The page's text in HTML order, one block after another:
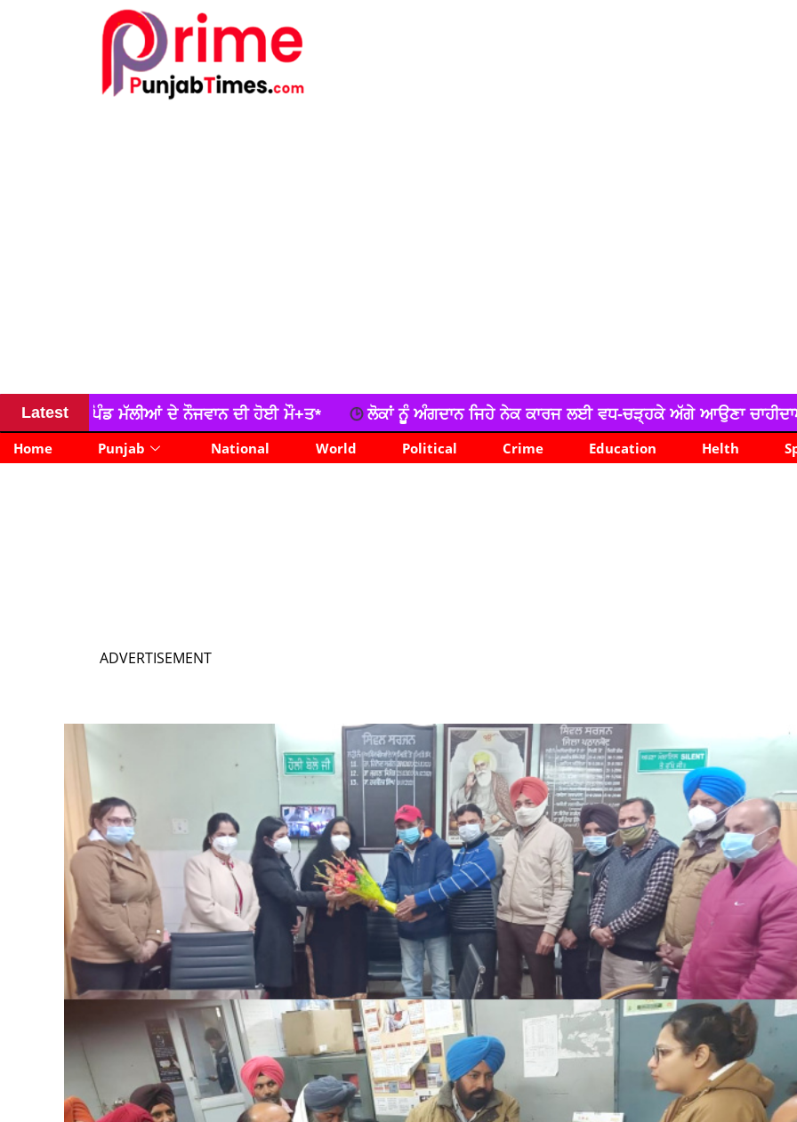
Latest
news
ਨੌਜਵਾਨ ਦੀ ਹੋਈ ਮੌ+ਤ* ਲੋਕਾਂ ਨੂੂੰ ਅੰਗਦਾਨ ਜਿਹੇ ਨੇਕ ਕਾਰਜ ਲਈ ਵਧ-ਚੜ੍ਹਕੇ ਅੱਗੇ ਆਉਣਾ ਚਾਹੀਦਾਐ : ਡਾ. ਸੁਦੇਸ਼ ਰਾਜਨ
Home Punjab National World Political Crime Education Helth
ADVERTISEMENT